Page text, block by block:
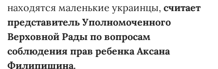
находятся маленькие украинцы, считает
представитель Уполномоченного
Верховной Рады по вопросам
соблюдения прав ребенка Аксана
Филипишина.